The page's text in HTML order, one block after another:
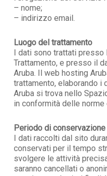
– nome;
– indirizzo email.
Luogo del trattamento
I dati sono trattati presso
Trattamento, e presso il
Aruba. Il web hosting
trattamento, elaborando i
Aruba si trova nello
in conformità delle norme
Periodo di
I dati raccolti dal sito
conservati per il tempo
svolgere le attività
saranno cancellati o